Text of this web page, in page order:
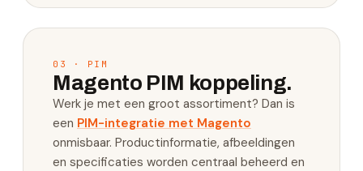
03 · PIM
Magento PIM koppeling.
Werk je met een groot assortiment? Dan is
een PIM-integratie met Magento
onmisbaar. Productinformatie, afbeeldingen
en specificaties worden centraal beheerd en